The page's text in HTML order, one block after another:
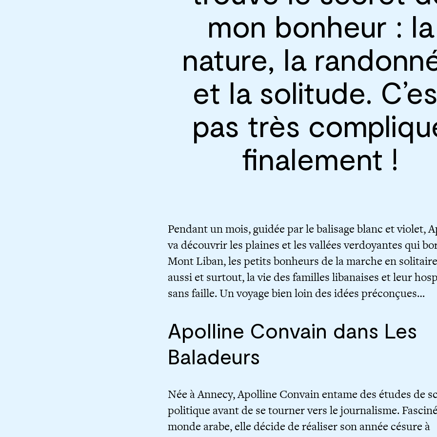
mon bonheur : la
nature, la
et la solitude.
pas très
finalement !
Pendant un mois, guidée par le balisage blanc et violet,
va découvrir les plaines et les vallées verdoyantes qui
Mont Liban, les petits bonheurs de la marche en
aussi et surtout, la vie des familles libanaises et leur
sans faille. Un voyage bien loin des idées préconçues…
Apolline Convain dans Les
Baladeurs
Née à Annecy, Apolline Convain entame des études de
politique avant de se tourner vers le journalisme.
monde arabe, elle décide de réaliser son année césure à